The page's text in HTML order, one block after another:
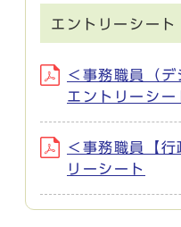
エントリーシート
＜事務職員（
エントリーシー
＜事務職員【
リーシート